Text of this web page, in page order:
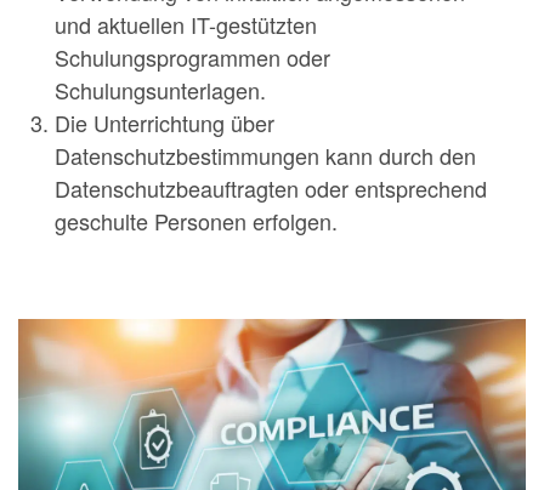
und aktuellen IT-gestützten
Schulungsprogrammen oder
Schulungsunterlagen.
Die Unterrichtung über
Datenschutzbestimmungen kann durch den
Datenschutzbeauftragten oder entsprechend
geschulte Personen erfolgen.